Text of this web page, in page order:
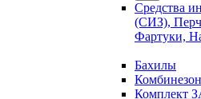
Средства
(СИЗ),
Фартуки,
Бахилы
Комплект